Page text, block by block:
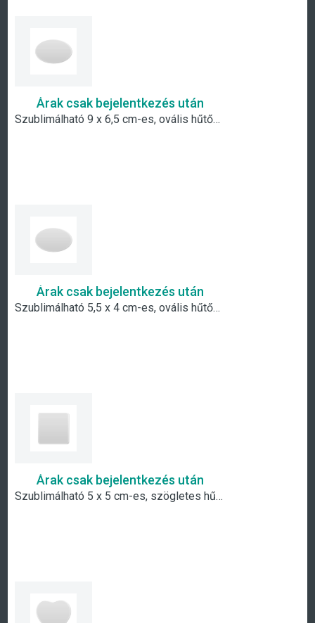
Árak csak bejelentkezés után
Szublimálható 9 x 6,5 cm-es, ovális hűtőmágnes
Árak csak bejelentkezés után
Szublimálható 5,5 x 4 cm-es, ovális hűtőmágnes
Árak csak bejelentkezés után
Szublimálható 5 x 5 cm-es, szögletes hűtőmágnes